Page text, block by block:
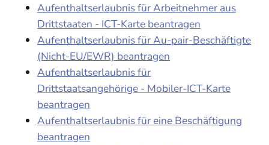
Aufenthaltserlaubnis für Arbeitnehmer aus
Drittstaaten - ICT-Karte beantragen
Aufenthaltserlaubnis für Au-pair-Beschäftigte
(Nicht-EU/EWR) beantragen
Aufenthaltserlaubnis für
Drittstaatsangehörige - Mobiler-ICT-Karte
beantragen
Aufenthaltserlaubnis für eine Beschäftigung
beantragen